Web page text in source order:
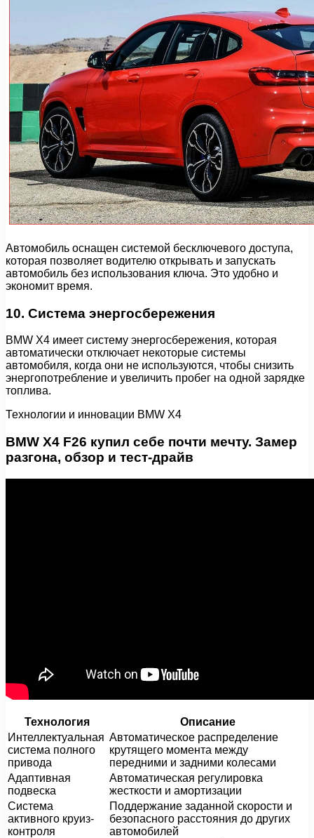
Автомобиль оснащен системой бесключевого доступа,
которая позволяет водителю открывать и запускать
автомобиль без использования ключа. Это удобно и
экономит время.
10. Система энергосбережения
BMW X4 имеет систему энергосбережения, которая
автоматически отключает некоторые системы
автомобиля, когда они не используются, чтобы снизить
энергопотребление и увеличить пробег на одной зарядке
топлива.
Технологии и инновации BMW X4
BMW X4 F26 купил себе почти мечту. Замер
разгона, обзор и тест-драйв
Технология
Описание
Интеллектуальная
система полного
привода
Автоматическое распределение
крутящего момента между
передними и задними колесами
Адаптивная
подвеска
Автоматическая регулировка
жесткости и амортизации
Система
активного круиз-
контроля
Поддержание заданной скорости и
безопасного расстояния до других
автомобилей